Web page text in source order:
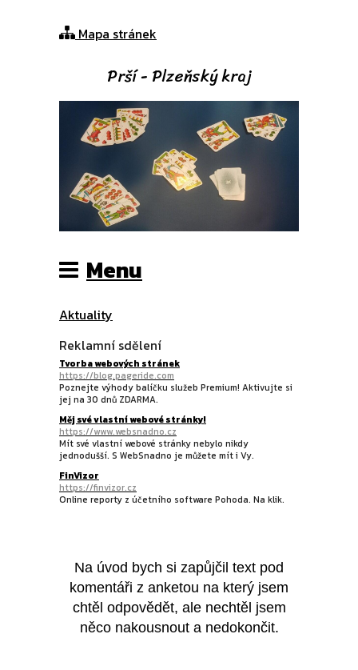
Mapa stránek
Prší - Plzeňský kraj
Menu
Aktuality
Reklamní sdělení
Tvorba webových stránek
https://blog.pageride.com
Poznejte výhody balíčku služeb Premium! Aktivujte si
jej na 30 dnů ZDARMA.
Měj své vlastní webové stránky!
https://www.websnadno.cz
Mít své vlastní webové stránky nebylo nikdy
jednodušší. S WebSnadno je můžete mít i Vy.
FinVizor
https://finvizor.cz
Online reporty z účetního software Pohoda. Na klik.
Na úvod bych si zapůjčil text pod
komentáři z anketou na který jsem
chtěl odpovědět, ale nechtěl jsem
něco nakousnout a nedokončit.